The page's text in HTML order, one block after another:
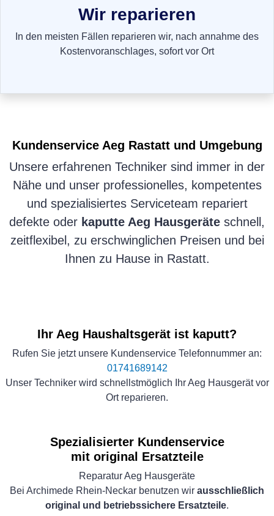
Wir reparieren
In den meisten Fällen reparieren wir, nach annahme des
Kostenvoranschlages, sofort vor Ort
Kundenservice Aeg Rastatt und Umgebung
Unsere erfahrenen Techniker sind immer in der
Nähe und unser professionelles, kompetentes
und spezialisiertes Serviceteam repariert
defekte oder kaputte Aeg Hausgeräte schnell,
zeitflexibel, zu erschwinglichen Preisen und bei
Ihnen zu Hause in Rastatt.
Ihr Aeg Haushaltsgerät ist kaputt?
Rufen Sie jetzt unsere Kundenservice Telefonnummer an:
01741689142
Unser Techniker wird schnellstmöglich Ihr Aeg Hausgerät vor
Ort reparieren.
Spezialisierter Kundenservice
mit original Ersatzteile
Reparatur Aeg Hausgeräte
Bei Archimede Rhein-Neckar benutzen wir ausschließlich
original und betriebssichere Ersatzteile.